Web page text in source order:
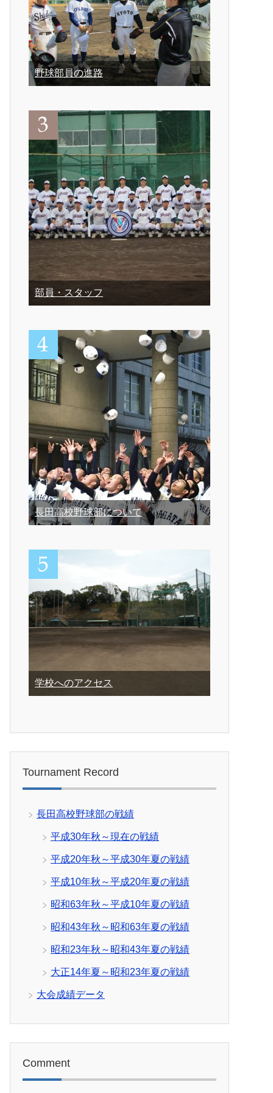
野球部員の進路
部員・スタッフ
長田高校野球部について
学校へのアクセス
Tournament Record
長田高校野球部の戦績
平成30年秋～現在の戦績
平成20年秋～平成30年夏の戦績
平成10年秋～平成20年夏の戦績
昭和63年秋～平成10年夏の戦績
昭和43年秋～昭和63年夏の戦績
昭和23年秋～昭和43年夏の戦績
大正14年夏～昭和23年夏の戦績
大会成績データ
Comment